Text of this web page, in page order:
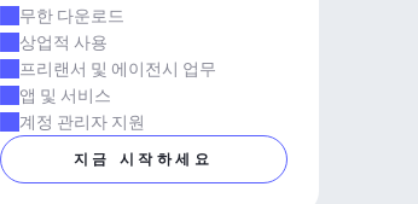
무한 다운로드
상업적 사용
프리랜서 및 에이전시 업무
앱 및 서비스
계정 관리자 지원
지금 시작하세요